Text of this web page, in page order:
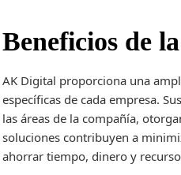
Beneficios de
AK Digital proporciona una
específicas de cada empresa.
las áreas de la compañía,
soluciones contribuyen a
ahorrar tiempo, dinero y